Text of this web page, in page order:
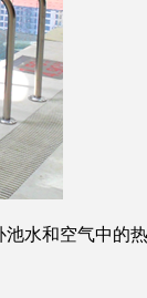
和空气中的